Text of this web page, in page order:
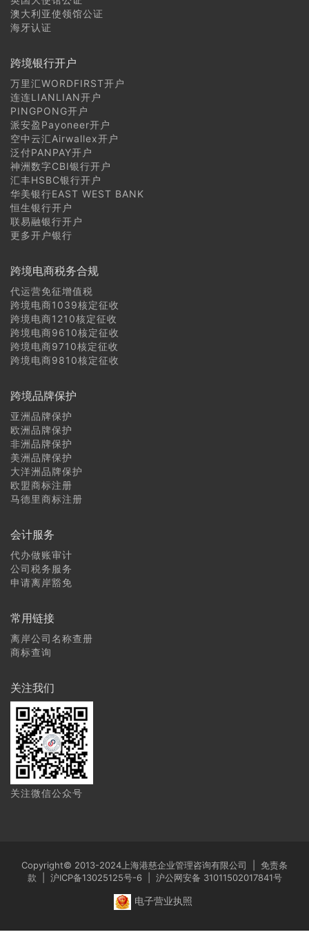
澳大利亚使领馆公证
海牙认证
跨境银行开户
万里汇WORDFIRST开户
连连LIANLIAN开户
PINGPONG开户
派安盈Payoneer开户
空中云汇Airwallex开户
泛付PANPAY开户
神洲数字CBI银行开户
汇丰HSBC银行开户
华美银行EAST WEST BANK
恒生银行开户
联易融银行开户
更多开户银行
跨境电商税务合规
代运营免征增值税
跨境电商1039核定征收
跨境电商1210核定征收
跨境电商9610核定征收
跨境电商9710核定征收
跨境电商9810核定征收
跨境品牌保护
亚洲品牌保护
欧洲品牌保护
非洲品牌保护
美洲品牌保护
大洋洲品牌保护
欧盟商标注册
马德里商标注册
会计服务
代办做账审计
公司税务服务
申请离岸豁免
常用链接
离岸公司名称查册
商标查询
关注我们
关注微信公众号
Copyright© 2013-2024上海港慈企业管理咨询有限公司 | 免责条
款
沪ICP备13025125号-6| 沪公网安备 31011502017841号
电子营业执照